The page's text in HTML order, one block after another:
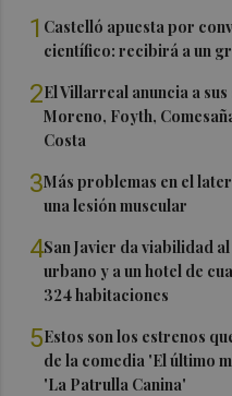
1 Castelló apuesta por
científico: recibirá a un
2El Villarreal anuncia a
Moreno, Foyth,
Costa
3Más problemas en el
una lesión muscular
4San Javier da viabilidad
urbano y a un hotel de
324 habitaciones
5Estos son los estrenos
de la comedia 'El último
'La Patrulla Canina'